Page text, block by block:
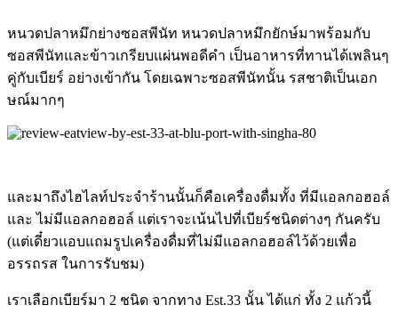
หนวดปลาหมึกย่างซอสพีนัท หนวดปลาหมึกยักษ์มาพร้อมกับ
ซอสพีนัทและข้าวเกรียบแผ่นพอดีคำ เป็นอาหารที่ทานได้เพลินๆ
คู่กับเบียร์ อย่างเข้ากัน โดยเฉพาะซอสพีนัทนั้น รสชาติเป็นเอก
ษณ์มากๆ
และมาถึงไฮไลท์ประจำร้านนั้นก็คือเครื่องดื่มทั้ง ที่มีแอลกอฮอล์
และ ไม่มีแอลกอฮอล์ แต่เราจะเน้นไปที่เบียร์ชนิดต่างๆ กันครับ
(แต่เดี๋ยวแอบแถมรูปเครื่องดื่มที่ไม่มีแอลกอฮอล์ไว้ด้วยเพื่อ
อรรถรส ในการรับชม)
เราเลือกเบียร์มา 2 ชนิด จากทาง Est.33 นั้น ได้แก่ ทั้ง 2 แก้วนี้